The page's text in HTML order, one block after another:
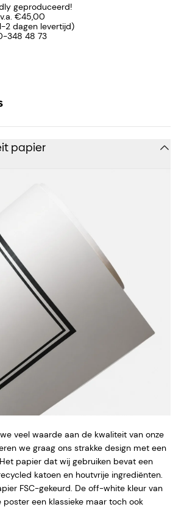
geproduceerd!
€45,00
2 dagen levertijd)
348 48 73
papier
veel waarde aan de kwaliteit van onze
we graag ons strakke design met een
papier dat wij gebruiken bevat een
katoen en houtvrije ingrediënten.
FSC-gekeurd. De off-white kleur van
een klassieke maar toch ook